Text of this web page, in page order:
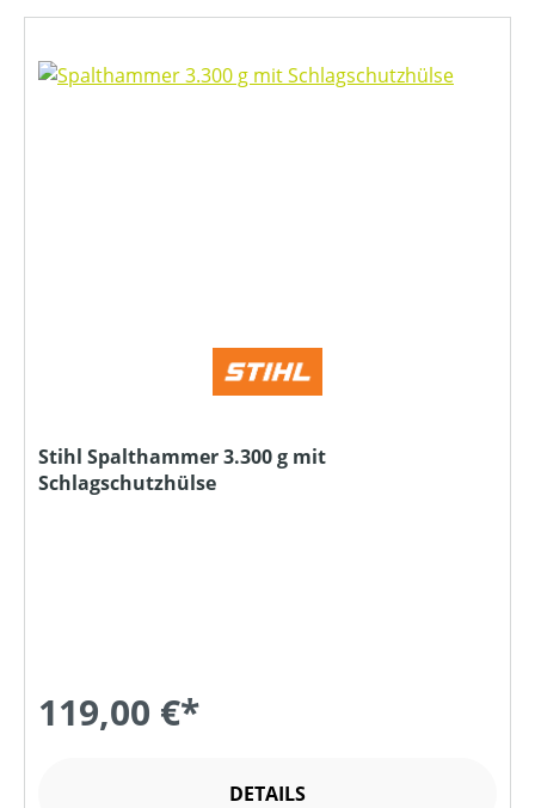
Stihl Spalthammer 3.300 g mit
Schlagschutzhülse
119,00 €*
DETAILS